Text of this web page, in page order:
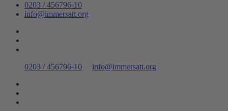
0203 / 456796-10
info@immersatt.org
0203 / 456796-10 info@immersatt.org